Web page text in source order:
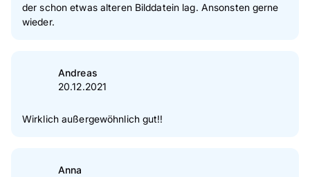
der schon etwas alteren Bilddatein lag. Ansonsten gerne
wieder.
Andreas
20.12.2021
Wirklich außergewöhnlich gut!!
Anna